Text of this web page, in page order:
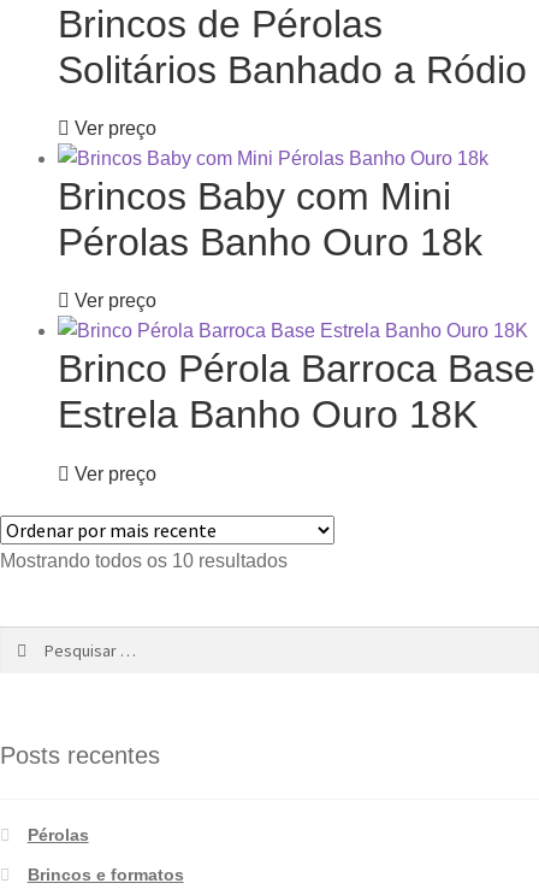
Brincos de Pérolas
Solitários Banhado a Ródio
Ver preço
Brincos Baby com Mini
Pérolas Banho Ouro 18k
Ver preço
Brinco Pérola Barroca Base
Estrela Banho Ouro 18K
Ver preço
Mostrando todos os 10 resultados
Posts recentes
Pérolas
Brincos e formatos